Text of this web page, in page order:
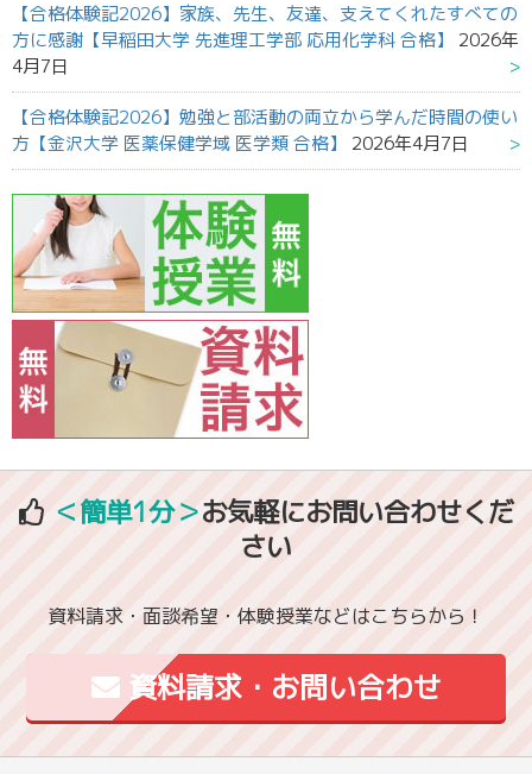
【合格体験記2026】家族、先生、友達、支えてくれたすべての
方に感謝【早稲田大学 先進理工学部 応用化学科 合格】
2026年
4月7日
【合格体験記2026】勉強と部活動の両立から学んだ時間の使い
方【金沢大学 医薬保健学域 医学類 合格】
2026年4月7日
＜簡単1分＞お気軽にお問い合わせくだ
さい
資料請求・面談希望・体験授業などはこちらから！
資料請求・お問い合わせ